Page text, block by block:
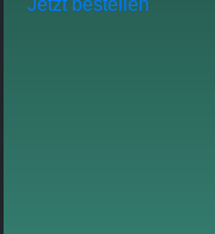
Jetzt bestellen